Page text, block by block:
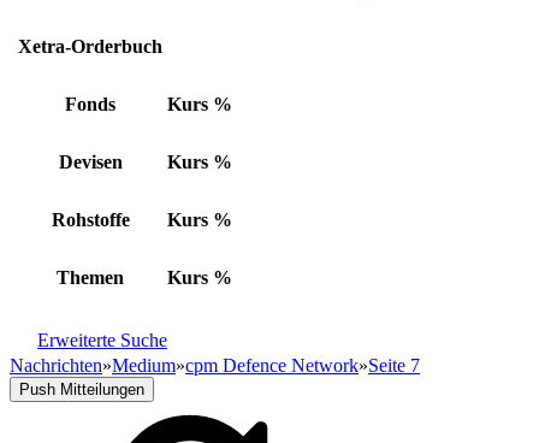
Xetra-Orderbuch
Fonds Kurs %
Devisen Kurs %
Rohstoffe Kurs %
Themen Kurs %
Erweiterte Suche
Nachrichten»Medium»cpm Defence Network»Seite 7
Push Mitteilungen